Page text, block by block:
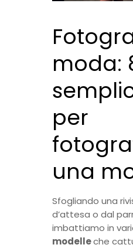
moda:
per
una
Sfogliando una
d’attesa o dal
imbattiamo in
modelleche